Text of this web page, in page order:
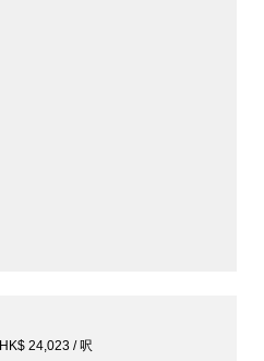
HK$ 24,023 / 呎